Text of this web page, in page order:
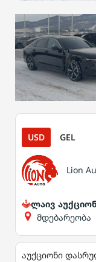
USD GEL
Lion
ლაივ
მდებარეობა
აუქციონი